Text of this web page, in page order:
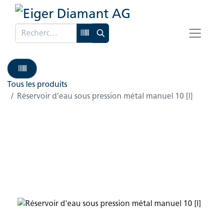
Tous les produits
Réservoir d'eau sous pression métal manuel 10 [l]